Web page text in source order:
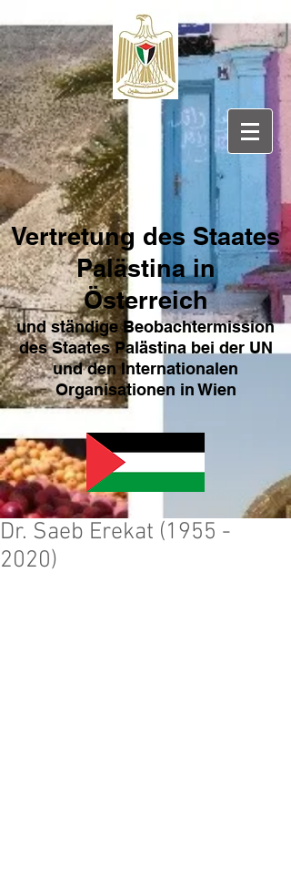
Vertretung des Staates
Palästina in
Österreich
und ständige Beobachtermission
des Staates Palästina bei der UN
und den Internationalen
Organisationen in Wien
Dr. Saeb Erekat (1955 -
2020)